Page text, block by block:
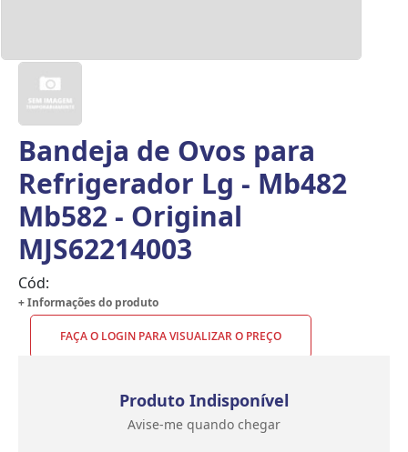
Bandeja de Ovos para
Refrigerador Lg - Mb482
Mb582 - Original
MJS62214003
Cód:
+ Informações do produto
FAÇA O LOGIN PARA VISUALIZAR O PREÇO
Produto Indisponível
Avise-me quando chegar